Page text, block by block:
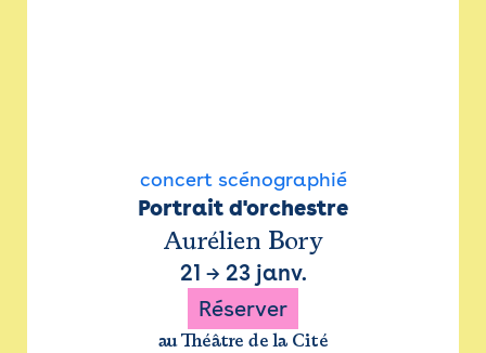
concert scénographié
Portrait d'orchestre
Aurélien Bory
21 → 23 janv.
Réserver
au Théâtre de la Cité